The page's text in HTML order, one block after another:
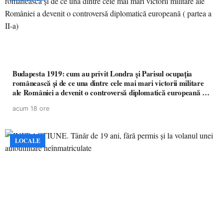
Budapesta 1919: cum au privit Londra și Parisul ocupația
românească și de ce una dintre cele mai mari victorii militare
ale României a devenit o controversă diplomatică europeană (
acum 18 ore
LOCALE